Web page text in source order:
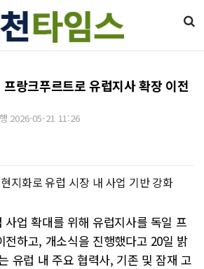
랑크푸르트로 유럽지사 확장 이전
2026-05-21 11:26
지화로 유럽 시장 내 사업 기반 강화
사업 확대를 위해 유럽지사를 독일 프
전하고, 개소식을 진행했다고 20일 밝
유럽 내 주요 협력사, 기존 및 잠재 고